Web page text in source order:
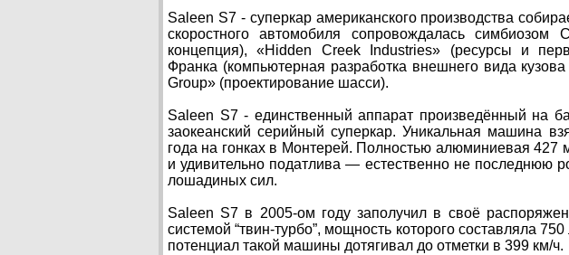
Saleen S7 - суперкар американского производства
скоростного автомобиля сопровождалась
концепция), «Hidden Creek Industries» (ресурсы и
Франка (компьютерная разработка внешнего вида
Group» (проектирование шасси).
Saleen S7 - единственный аппарат произведённый на
заокеанский серийный суперкар. Уникальная машина
года на гонках в Монтерей. Полностью алюминиевая 427
и удивительно податлива — естественно не последнюю
лошадиных сил.
Saleen S7 в 2005-ом году заполучил в своё
системой “твин-турбо”, мощность которого составляла
потенциал такой машины дотягивал до отметки в 399 км/ч.